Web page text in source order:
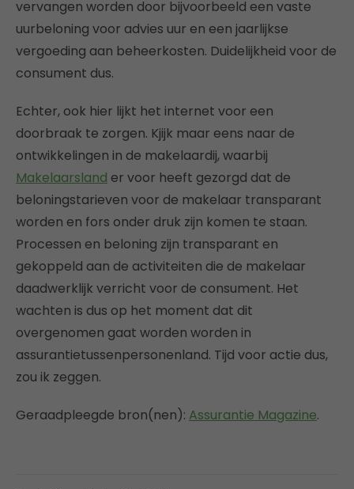
vervangen worden door bijvoorbeeld een vaste
uurbeloning voor advies uur en een jaarlijkse
vergoeding aan beheerkosten. Duidelijkheid voor de
consument dus.
Echter, ook hier lijkt het internet voor een
doorbraak te zorgen. Kjijk maar eens naar de
ontwikkelingen in de makelaardij, waarbij
Makelaarsland er voor heeft gezorgd dat de
beloningstarieven voor de makelaar transparant
worden en fors onder druk zijn komen te staan.
Processen en beloning zijn transparant en
gekoppeld aan de activiteiten die de makelaar
daadwerklijk verricht voor de consument. Het
wachten is dus op het moment dat dit
overgenomen gaat worden worden in
assurantietussenpersonenland. Tijd voor actie dus,
zou ik zeggen.
Geraadpleegde bron(nen): Assurantie Magazine.